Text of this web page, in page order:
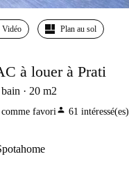
Vidéo Plan au sol
à louer à Prati
20 m2
favoriperson 61 intéressé(es)